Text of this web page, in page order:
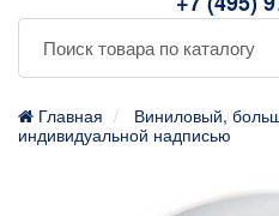
Главная
Виниловый,
индивидуальной надписью